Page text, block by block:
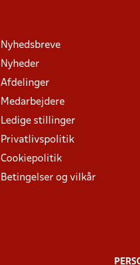
Nyhedsbreve
Nyheder
Afdelinger
Medarbejdere
Ledige stillinger
Privatlivspolitik
Cookiepolitik
Betingelser og vilkår